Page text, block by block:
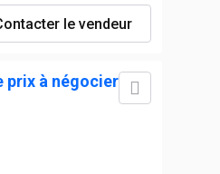
le vendeur
prix à négocier